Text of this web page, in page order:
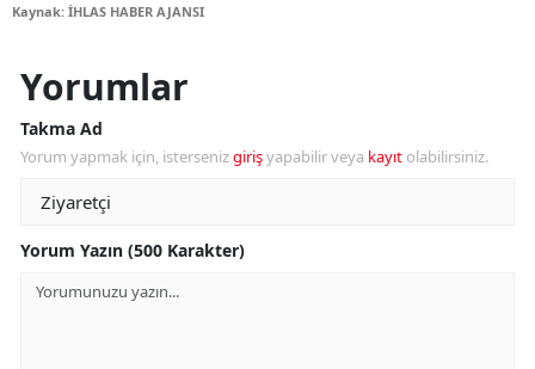
Kaynak: İHLAS HABER AJANSI
Yorumlar
Takma Ad
Yorum yapmak için, istersenizgirişyapabilir veya kayıt olabilirsiniz.
Yorum Yazın (500 Karakter)